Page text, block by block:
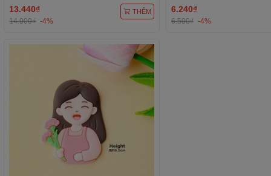
13.440₫
14.000₫ -4%
THÊM 6.240₫
6.500₫ -4%